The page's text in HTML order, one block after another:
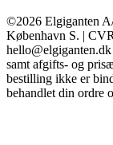
©2026 Elgiganten
København S. |
samt afgifts- og
bestilling ikke er
behandlet din ordre